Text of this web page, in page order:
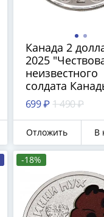
Канада 2
2025
неизвестного
солдата
цветная
699 ₽ 1 490 ₽
Отложить В
-18%